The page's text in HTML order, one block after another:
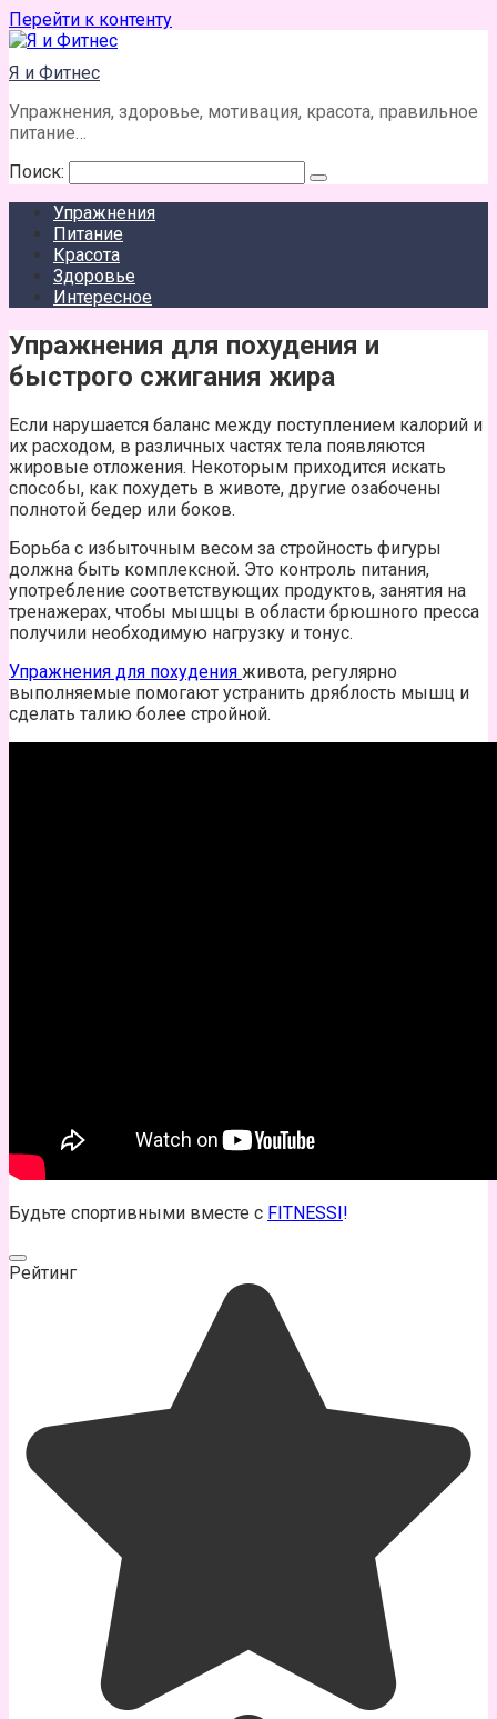
Перейти к контенту
Я и Фитнес
Упражнения, здоровье, мотивация, красота, правильное
питание…
Поиск:
Упражнения
Питание
Красота
Здоровье
Интересное
Упражнения для похудения и
быстрого сжигания жира
Если нарушается баланс между поступлением калорий и
их расходом, в различных частях тела появляются
жировые отложения. Некоторым приходится искать
способы, как похудеть в животе, другие озабочены
полнотой бедер или боков.
Борьба с избыточным весом за стройность фигуры
должна быть комплексной. Это контроль питания,
употребление соответствующих продуктов, занятия на
тренажерах, чтобы мышцы в области брюшного пресса
получили необходимую нагрузку и тонус.
Упражнения для похудения живота, регулярно
выполняемые помогают устранить дряблость мышц и
сделать талию более стройной.
Будьте спортивными вместе с FITNESSI!
Рейтинг